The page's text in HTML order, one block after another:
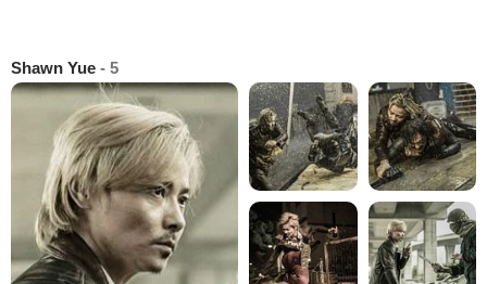
Shawn Yue - 5